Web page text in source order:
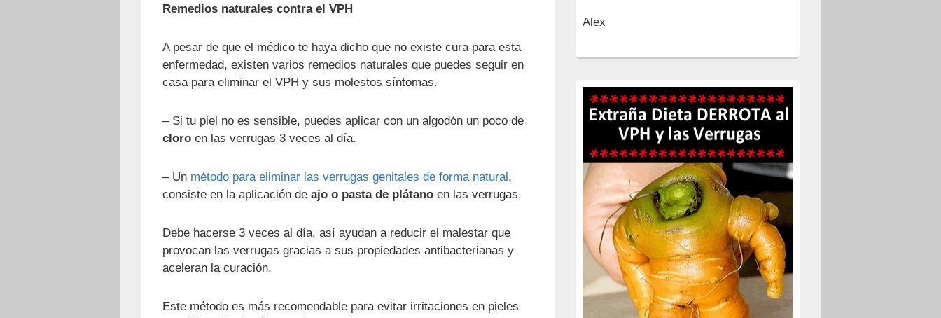
Remedios naturales contra el VPH
A pesar de que el médico te haya dicho que no existe cura para esta
enfermedad, existen varios remedios naturales que puedes seguir en
casa para eliminar el VPH y sus molestos síntomas.
– Si tu piel no es sensible, puedes aplicar con un algodón un poco de
cloro en las verrugas 3 veces al día.
– Un método para eliminar las verrugas genitales de forma natural ,
consiste en la aplicación de ajo o pasta de plátano en las verrugas.
Debe hacerse 3 veces al día, así ayudan a reducir el malestar que
provocan las verrugas gracias a sus propiedades antibacterianas y
aceleran la curación.
Este método es más recomendable para evitar irritaciones en pieles
Alex